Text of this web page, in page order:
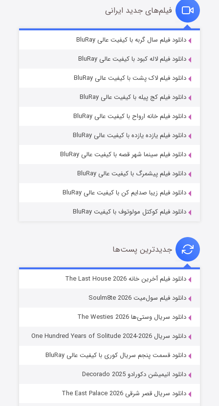
قسمت۲ (زیرنویس) منتشر شد
شوگر فصل ۲
خاندان اژدها فصل ۳
فیلم‌های جدید ایرانی
دانلود فیلم سال گربه با کیفیت عالی BluRay
دانلود فیلم لاله کبود با کیفیت عالی BluRay
دانلود فیلم لاک پشت با کیفیت عالی BluRay
دانلود فیلم کج‌ پیله با کیفیت عالی BluRay
دانلود فیلم خانه ارواح با کیفیت عالی BluRay
دانلود فیلم یازده یازده با کیفیت عالی BluRay
دانلود فیلم سینما شهر قصه با کیفیت عالی BluRay
دانلود فیلم پیشمرگ با کیفیت عالی BluRay
دانلود فیلم زیبا صدایم کن با کیفیت عالی BluRay
دانلود فیلم کوکتل مولوتوف با کیفیت BluRay
جدیدترین پست‌ها
دانلود فیلم آخرین خانه The Last House 2026
دانلود فیلم سول‌میت Soulm8te 2026
دانلود سریال وستی‌ها The Westies 2026
دانلود سریال One Hundred Years of Solitude 2024-2026
دانلود قسمت پنجم سریال کوری با کیفیت عالی BluRay
دانلود انیمیشن دکورادو Decorado 2025
دانلود سریال قصر شرقی The East Palace 2026